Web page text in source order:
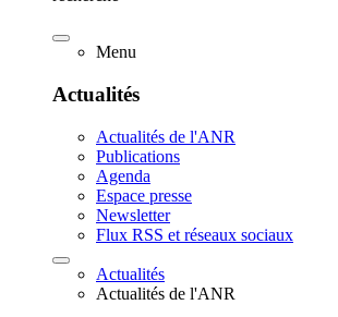
Menu
Actualités
Actualités de l'ANR
Publications
Agenda
Espace presse
Newsletter
Flux RSS et réseaux sociaux
Actualités
Actualités de l'ANR